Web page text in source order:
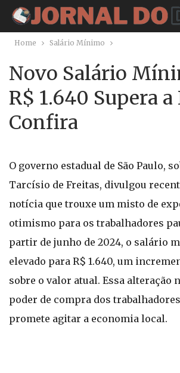
Home Salário Mínimo
Novo Salário
R$ 1.640 Supera
Confira
O governo estadual de São Paulo,
Tarcísio de Freitas, divulgou
notícia que trouxe um misto de
otimismo para os trabalhadores
partir de junho de 2024, o salário
elevado para R$ 1.640, um
sobre o valor atual. Essa alteração
poder de compra dos
promete agitar a economia local.